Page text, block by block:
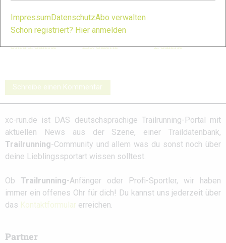
Ultra 3: Galerie
235: Galerie
2: Galerie
Schreibe einen Kommentar
xc-run.de ist DAS deutschsprachige Trailrunning-Portal mit
aktuellen News aus der Szene, einer Traildatenbank,
Trailrunning-Community und allem was du sonst noch über
deine Lieblingssportart wissen solltest.
Ob Trailrunning-Anfänger oder Profi-Sportler, wir haben
immer ein offenes Ohr für dich! Du kannst uns jederzeit über
das Kontaktformular erreichen.
Partner
Impressum DatenschutzAbo verwalten
Schon registriert? Hier anmelden